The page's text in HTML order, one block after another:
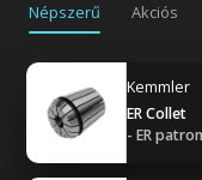
Népszerű Akciós
Kemmler
ER Collet
- ER patron